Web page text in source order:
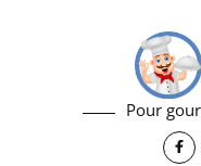
Pour